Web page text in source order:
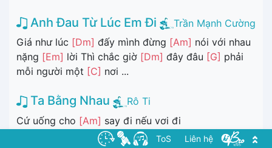
Anh Đau Từ Lúc Em Đi
Trần Mạnh Cường
Giá như lúc [Dm] đấy mình đừng [Am] nói với nhau
nặng [Em] lời Thì chắc giờ [Dm] đây đâu [G] phải
mỗi người một [C] nơi ...
Ta Bằng Nhau
Rô Ti
Cứ uống cho [Am] say đi nếu vơi đi
[Am]Lòng người toan [D]khó chốn
ToS Liên hệ